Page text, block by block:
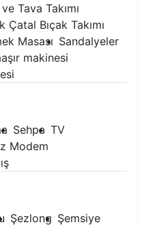
Tava Takımı
Çatal Bıçak Takımı
Masası Sandalyeler
makinesi
Sehpa TV
Modem
Şezlong Şemsiye